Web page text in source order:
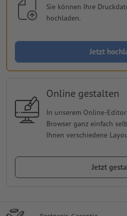
Sie können Ihre
hochladen.
Jetzt
Online gestalten
In unserem Online-
Browser ganz einfach
Ihnen verschiedene
Jetzt